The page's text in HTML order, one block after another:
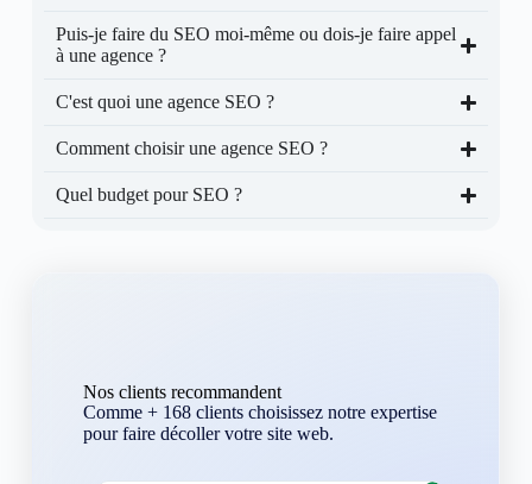
Puis-je faire du SEO moi-même ou dois-je faire appel
à une agence ?
C'est quoi une agence SEO ?
Comment choisir une agence SEO ?
Quel budget pour SEO ?
Nos clients recommandent
Comme + 168 clients choisissez notre expertise
pour faire décoller votre site web.